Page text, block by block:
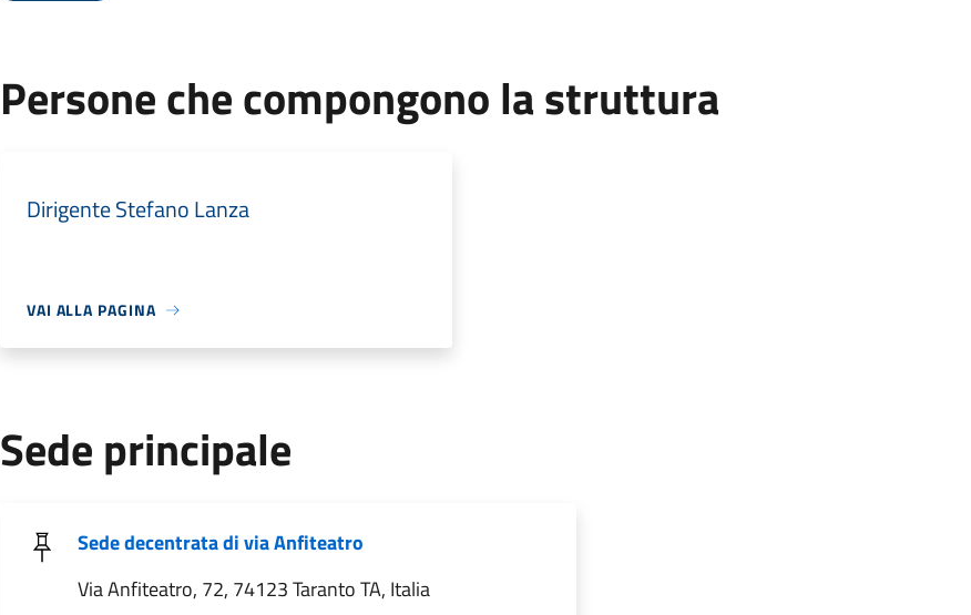
Persone che compongono la struttura
Dirigente Stefano Lanza
VAI ALLA PAGINA
Sede principale
Sede decentrata di via Anfiteatro
Via Anfiteatro, 72, 74123 Taranto TA, Italia